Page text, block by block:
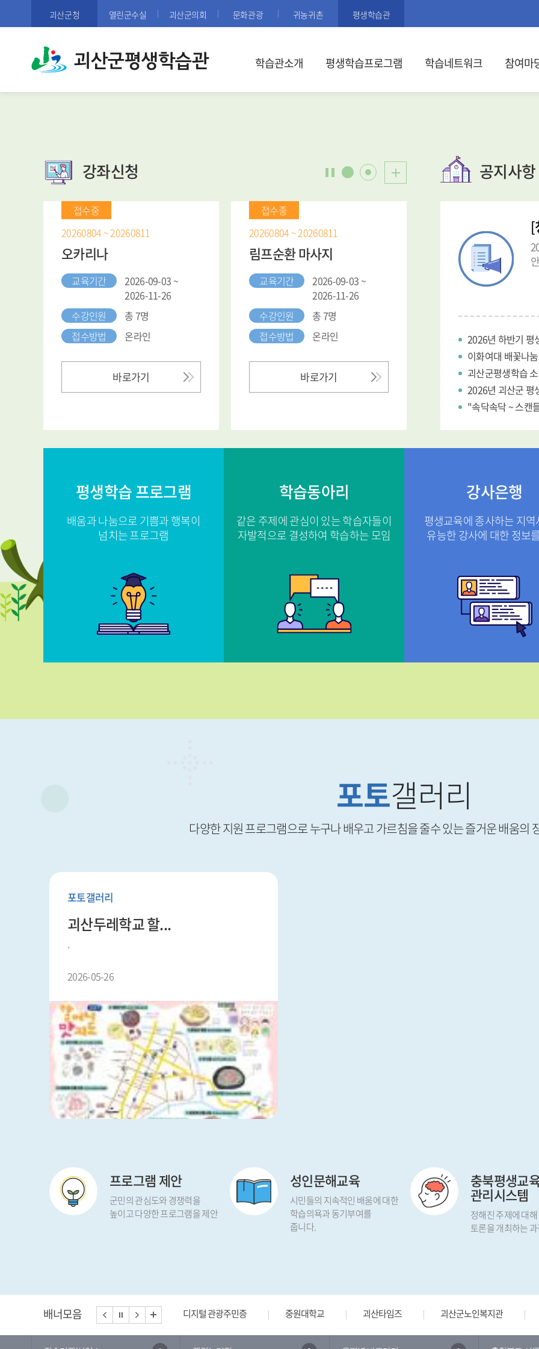
괴산군청 열린군수실 괴산군의회 문화관광 귀농귀촌 평생학습관
괴산군평생학습관 학습관소개 평생학습프로그램 학습네트워크 참여마
강좌신청
접수중
20260804 ~ 20260811
인문철학(한강작품)
교육기간
2026-09-04 ~
2026-12-04
수강인원
총 10명
접수방법
온라인
바로가기
접수중
20260804 ~ 20260811
스마트폰기초(안드로이드)
교육기간
2026-09-04 ~
2026-12-04
수강인원
총 10명
접수방법
온라인
바로가기
공지사항
[
2026년 하반기 평
이화여대 배꽃나
괴산군평생학습
2026년 괴산군 평
"속닥속닥 ~ 스캔
평생학습 프로그램
배움과 나눔으로 기쁨과 행복이
넘치는 프로그램
학습동아리
같은 주제에 관심이 있는 학습자들이
자발적으로 결성하여 학습하는 모임
강사은행
평생교육에 종사하는 지역
유능한 강사에 대한 정보
포토갤러리
다양한 지원 프로그램으로 누구나 배우고 가르침을 줄수 있는 즐거운 배움의
포토갤러리
괴산두레학교 할...
.
2026-05-26
프로그램 제안
군민의 관심도와 경쟁력을
높이고 다양한 프로그램을 제안
성인문해교육
시민들의 지속적인 배움에 대한
학습의욕과 동기부여를
줍니다.
충북평생교
관리시스템
정해진 주제에 대
토론을 개최하는
배너모음 디지털 관광주민증 중원대학교 괴산타임즈 괴산군노인복지관
한국지방재정공제회 자치법규정보시스템